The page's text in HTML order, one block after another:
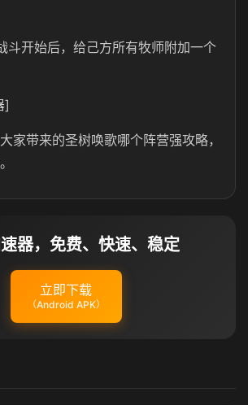
斗开始后，给己方所有牧师附加一个
]
家带来的圣树唤歌哪个阵营强攻略，
器，免费、快速、稳定
立即下载
（Android APK）